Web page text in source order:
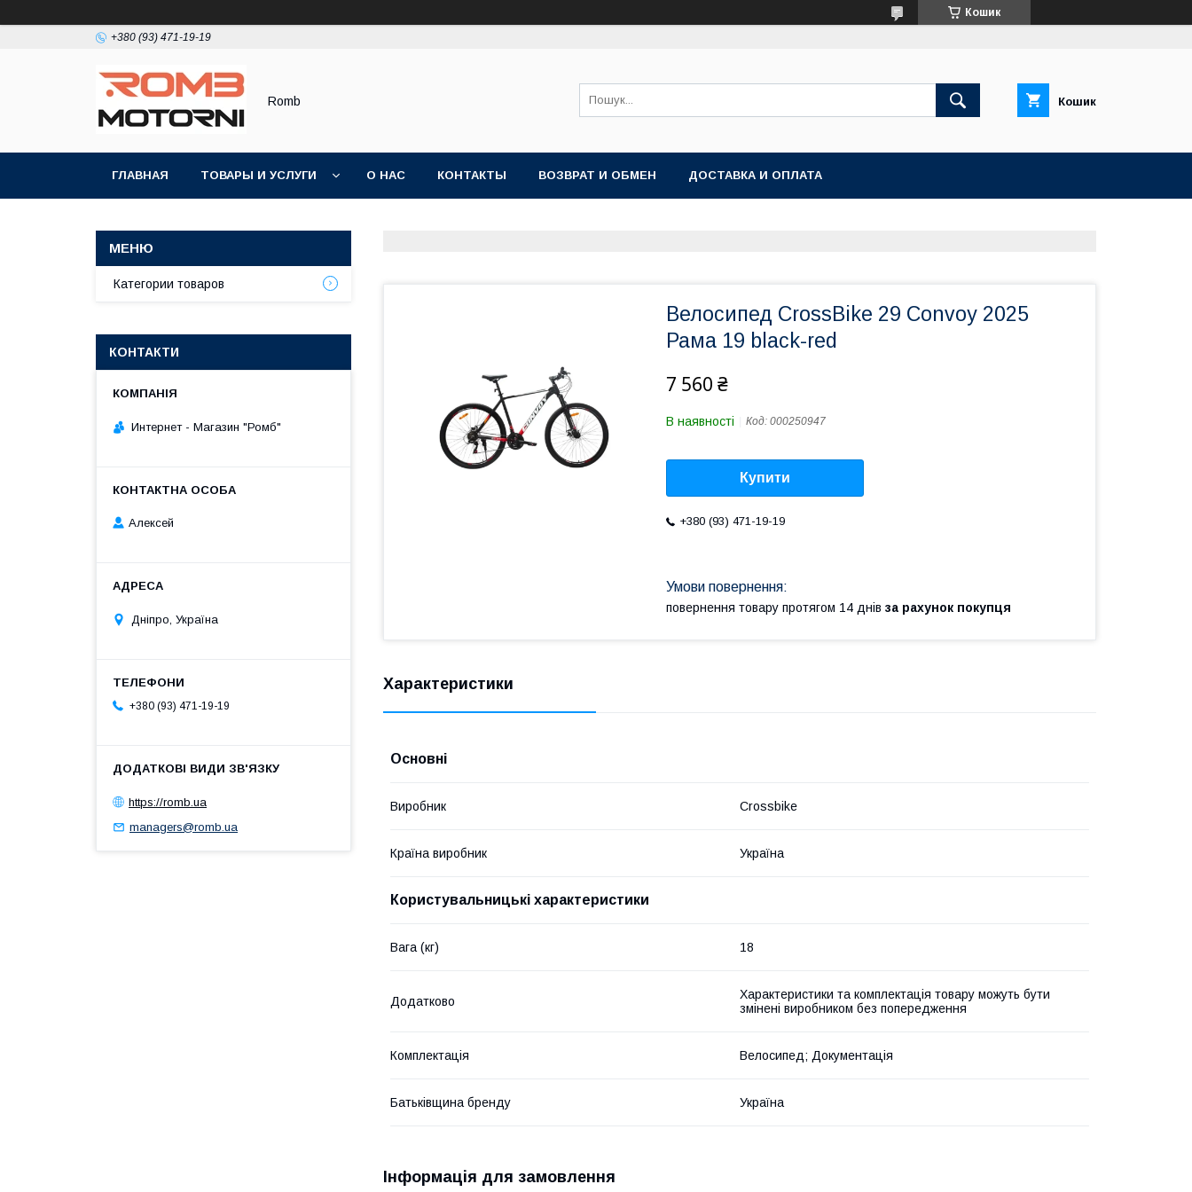
Кошик
+380 (93) 471-19-19
Romb Кошик
ГЛАВНАЯ ТОВАРЫ И УСЛУГИ О НАС КОНТАКТЫ ВОЗВРАТ И ОБМЕН ДОСТАВКА И ОПЛАТА
Велосипед CrossBike 29 Convoy 2025
Рама 19 black-red
7 560 ₴
В наявності Код: 000250947
Купити
+380 (93) 471-19-19
повернення товару протягом 14 днів за рахунок покупця
Характеристики
Основні
Виробник Crossbike
Країна виробник Україна
Користувальницькі характеристики
Вага (кг) 18
Додатково
Характеристики та комплектація товару можуть бути
змінені виробником без попередження
Комплектація Велосипед; Документація
Батьківщина бренду Україна
Інформація для замовлення
Категории товаров
КОНТАКТИ
Интернет - Магазин "Ромб"
Алексей
Дніпро, Україна
+380 (93) 471-19-19
https://romb.ua
managers@romb.ua